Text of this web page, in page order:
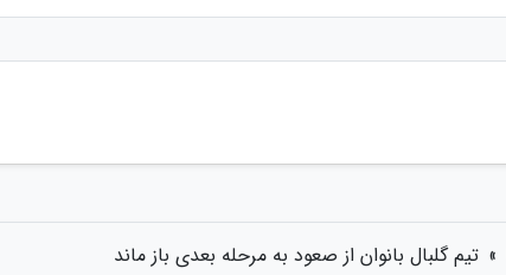
» تیم گلبال بانوان از صعود به مرحله بعدی باز ماند